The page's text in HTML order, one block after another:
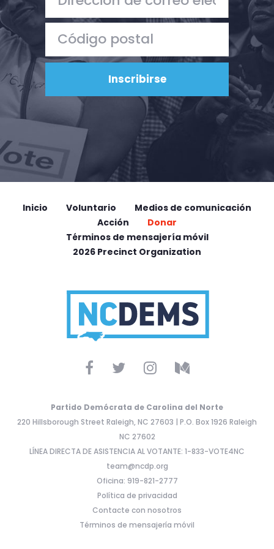
Inicio Voluntario
Medios de comunicación
Acción
Donar
Términos de mensajería móvil
2026 Precinct Organization
Partido Demócrata de Carolina del Norte
220 Hillsborough Street Raleigh, NC 27603 | P.O. Box 1926 Raleigh
NC 27602
LÍNEA DIRECTA DE ASISTENCIA AL VOTANTE: 1-833-VOTE4NC
team@ncdp.org
Oficina: 919-821-2777
Política de privacidad
Contacte con nosotros
Términos de mensajería móvil